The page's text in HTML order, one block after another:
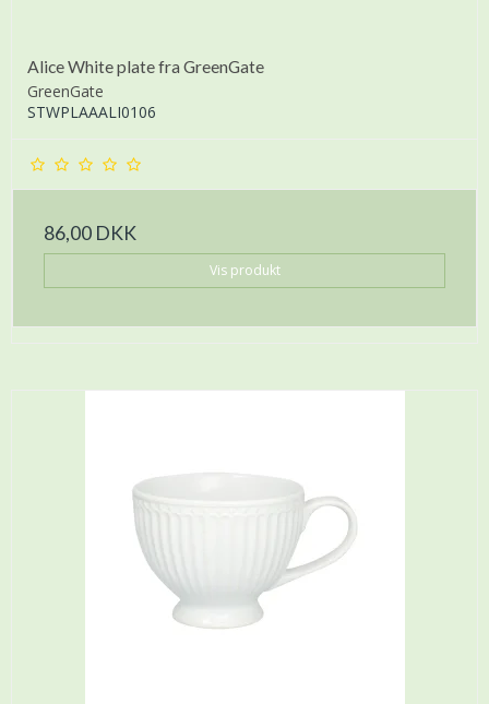
Alice White plate fra GreenGate
GreenGate
STWPLAAALI0106
86,00 DKK
Vis produkt